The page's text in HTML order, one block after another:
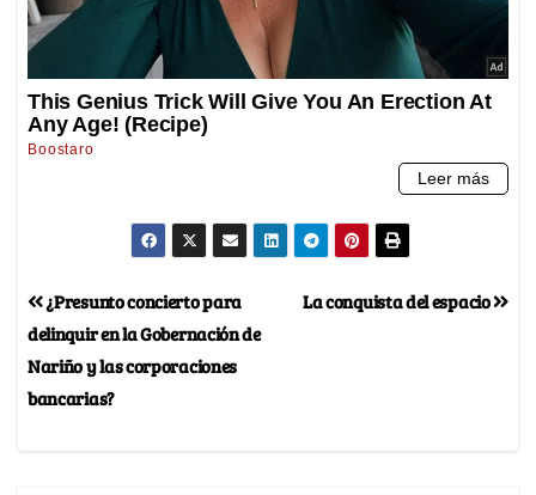
La conquista del espacio
¿Presunto concierto para
delinquir en la Gobernación de
Nariño y las corporaciones
bancarias?